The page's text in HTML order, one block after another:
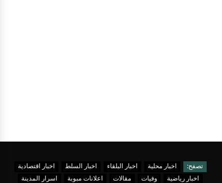
تصفح: اخبار محلية اخبار البلقاء اخبار السلط
اخبار اقتصادية
اخبار رياضية
وفيات مقالات اعلانات مبوبة اسرار المدينة